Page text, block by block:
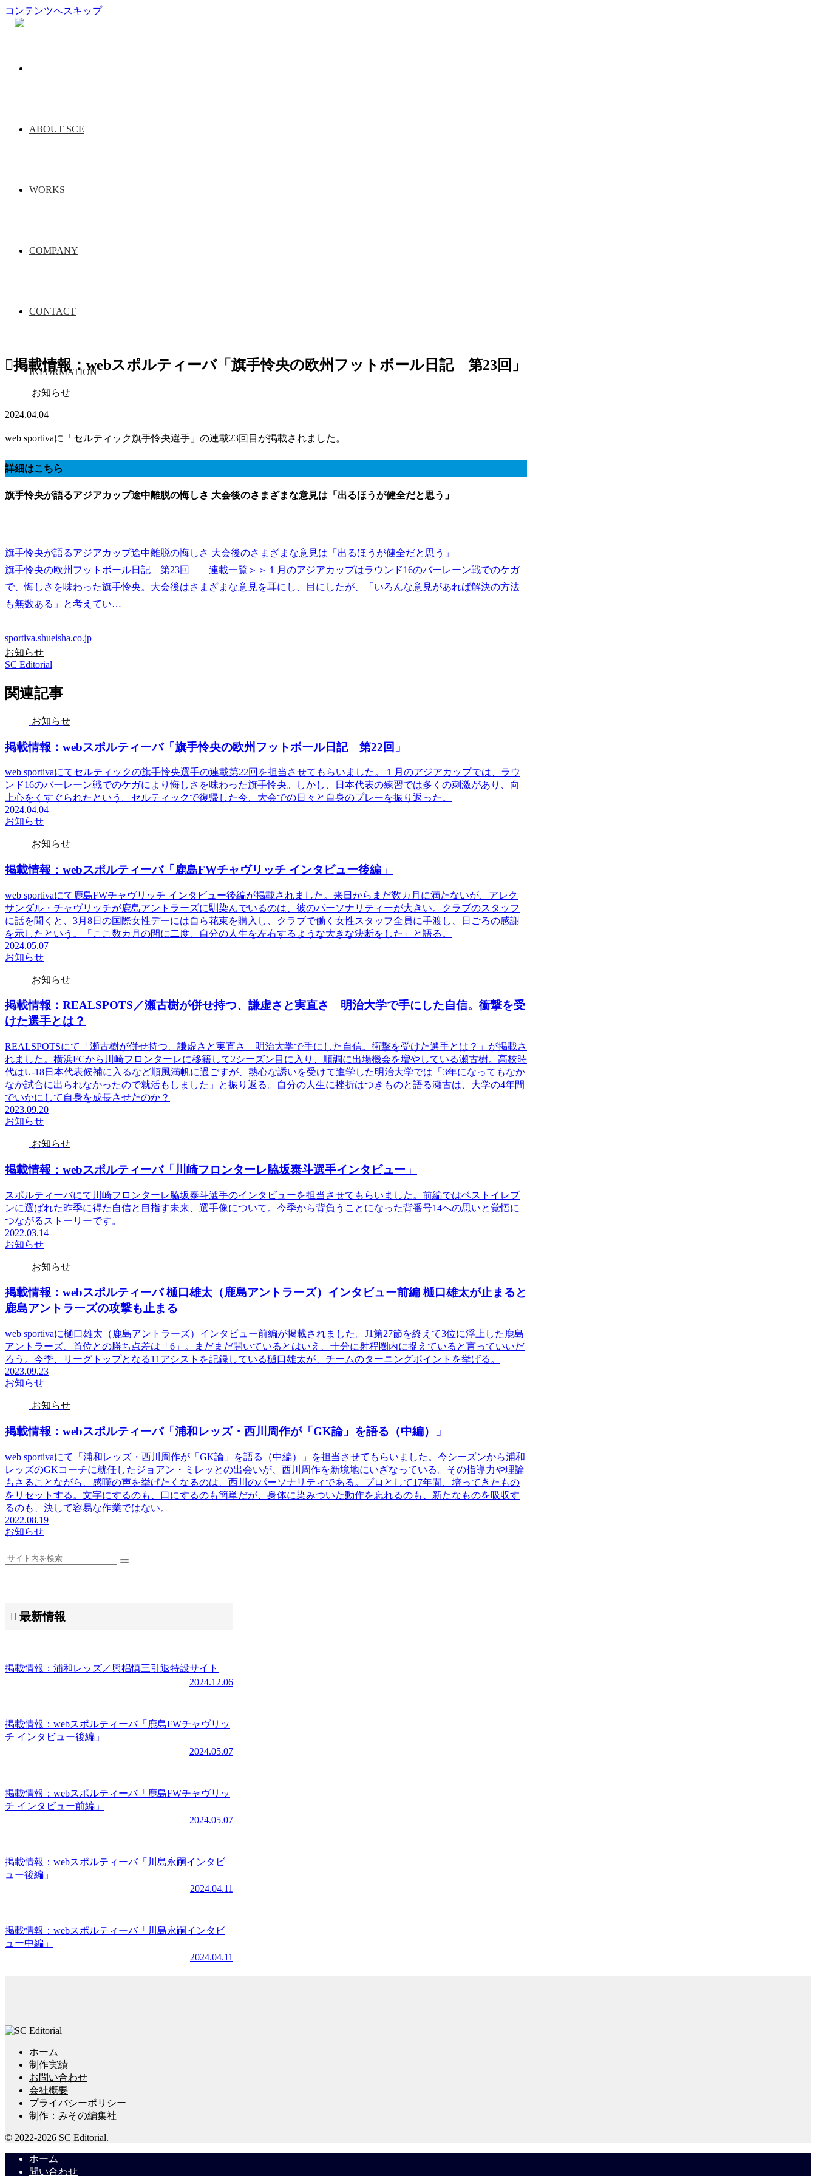
コンテンツへスキップ
ABOUT SCE
WORKS
COMPANY
CONTACT
INFORMATION
掲載情報：webスポルティーバ「旗手怜央の欧州フットボール日記 第23回」
お知らせ
2024.04.04
web sportivaに「セルティック旗手怜央選手」の連載23回目が掲載されました。
詳細はこちら
旗手怜央が語るアジアカップ途中離脱の悔しさ 大会後のさまざまな意見は「出るほうが健全だと思う」
旗手怜央が語るアジアカップ途中離脱の悔しさ 大会後のさまざまな意見は「出るほうが健全だと思う」
旗手怜央の欧州フットボール日記 第23回 連載一覧＞＞１月のアジアカップはラウンド16のバーレーン戦でのケガ
で、悔しさを味わった旗手怜央。大会後はさまざまな意見を耳にし、目にしたが、「いろんな意見があれば解決の方法
も無数ある」と考えてい…
sportiva.shueisha.co.jp
お知らせ
SC Editorial
関連記事
お知らせ
掲載情報：webスポルティーバ「旗手怜央の欧州フットボール日記 第22回」
web sportivaにてセルティックの旗手怜央選手の連載第22回を担当させてもらいました。１月のアジアカップでは、ラウ
ンド16のバーレーン戦でのケガにより悔しさを味わった旗手怜央。しかし、日本代表の練習では多くの刺激があり、向
上心をくすぐられたという。セルティックで復帰した今、大会での日々と自身のプレーを振り返った。
2024.04.04
お知らせ
お知らせ
掲載情報：webスポルティーバ「鹿島FWチャヴリッチ インタビュー後編」
web sportivaにて鹿島FWチャヴリッチ インタビュー後編が掲載されました。来日からまだ数カ月に満たないが、アレク
サンダル・チャヴリッチが鹿島アントラーズに馴染んでいるのは、彼のパーソナリティーが大きい。クラブのスタッフ
に話を聞くと、3月8日の国際女性デーには自ら花束を購入し、クラブで働く女性スタッフ全員に手渡し、日ごろの感謝
を示したという。「ここ数カ月の間に二度、自分の人生を左右するような大きな決断をした」と語る。
2024.05.07
お知らせ
お知らせ
掲載情報：REALSPOTS／瀬古樹が併せ持つ、謙虚さと実直さ 明治大学で手にした自信。衝撃を受
けた選手とは？
REALSPOTSにて「瀬古樹が併せ持つ、謙虚さと実直さ 明治大学で手にした自信。衝撃を受けた選手とは？」が掲載さ
れました。横浜FCから川崎フロンターレに移籍して2シーズン目に入り、順調に出場機会を増やしている瀬古樹。高校時
代はU-18日本代表候補に入るなど順風満帆に過ごすが、熱心な誘いを受けて進学した明治大学では「3年になってもなか
なか試合に出られなかったので就活もしました」と振り返る。自分の人生に挫折はつきものと語る瀬古は、大学の4年間
でいかにして自身を成長させたのか？
2023.09.20
お知らせ
お知らせ
掲載情報：webスポルティーバ「川崎フロンターレ脇坂泰斗選手インタビュー」
スポルティーバにて川崎フロンターレ脇坂泰斗選手のインタビューを担当させてもらいました。前編ではベストイレブ
ンに選ばれた昨季に得た自信と目指す未来、選手像について。今季から背負うことになった背番号14への思いと覚悟に
つながるストーリーです。
2022.03.14
お知らせ
お知らせ
掲載情報：webスポルティーバ 樋口雄太（鹿島アントラーズ）インタビュー前編 樋口雄太が止まると
鹿島アントラーズの攻撃も止まる
web sportivaに樋口雄太（鹿島アントラーズ）インタビュー前編が掲載されました。J1第27節を終えて3位に浮上した鹿島
アントラーズ、首位との勝ち点差は「6」。まだまだ開いているとはいえ、十分に射程圏内に捉えていると言っていいだ
ろう。今季、リーグトップとなる11アシストを記録している樋口雄太が、チームのターニングポイントを挙げる。
2023.09.23
お知らせ
お知らせ
掲載情報：webスポルティーバ「浦和レッズ・西川周作が「GK論」を語る（中編）」
web sportivaにて「浦和レッズ・西川周作が「GK論」を語る（中編）」を担当させてもらいました。今シーズンから浦和
レッズのGKコーチに就任したジョアン・ミレッとの出会いが、西川周作を新境地にいざなっている。その指導力や理論
もさることながら、感嘆の声を挙げたくなるのは、西川のパーソナリティである。プロとして17年間、培ってきたもの
をリセットする。文字にするのも、口にするのも簡単だが、身体に染みついた動作を忘れるのも、新たなものを吸収す
るのも、決して容易な作業ではない。
2022.08.19
お知らせ
最新情報
掲載情報：浦和レッズ／興梠慎三引退特設サイト
2024.12.06
掲載情報：webスポルティーバ「鹿島FWチャヴリッ
チ インタビュー後編」
2024.05.07
掲載情報：webスポルティーバ「鹿島FWチャヴリッ
チ インタビュー前編」
2024.05.07
掲載情報：webスポルティーバ「川島永嗣インタビ
ュー後編」
2024.04.11
掲載情報：webスポルティーバ「川島永嗣インタビ
ュー中編」
2024.04.11
ホーム
制作実績
お問い合わせ
会社概要
プライバシーポリシー
制作：みその編集社
© 2022-2026 SC Editorial.
ホーム
問い合わせ